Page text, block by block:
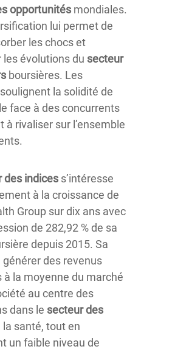
opportunités mondiales.
lui permet de
les chocs et
les évolutions du secteur
boursières. Les
la solidité de
face à des concurrents
à rivaliser sur l’ensemble
des indices s’intéresse
à la croissance de
Group sur dix ans avec
de 282,92 % de sa
depuis 2015. Sa
des revenus
à la moyenne du marché
au centre des
dans le secteur des
la santé, tout en
un faible niveau de